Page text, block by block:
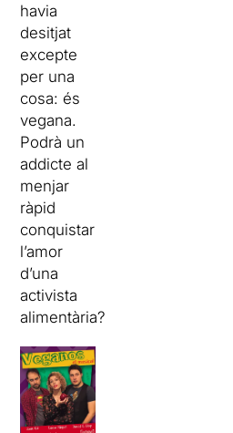
havia
desitjat
excepte
per una
cosa: és
vegana.
Podrà un
addicte al
menjar
ràpid
conquistar
l’amor
d’una
activista
alimentària?